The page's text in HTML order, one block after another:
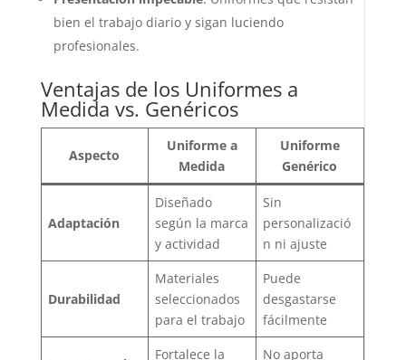
bien el trabajo diario y sigan luciendo
profesionales.
Ventajas de los Uniformes a
Medida vs. Genéricos
Aspecto
Uniforme a
Medida
Uniforme
Genérico
Adaptación
Diseñado
según la marca
y actividad
Sin
personalizació
n ni ajuste
Durabilidad
Materiales
seleccionados
para el trabajo
Puede
desgastarse
fácilmente
Fortalece la
No aporta